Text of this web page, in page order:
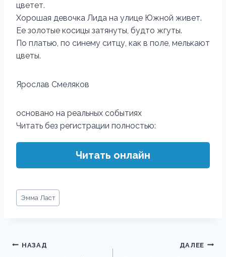
цветет.
Хорошая девочка Лида на улице Южной живет.
Ее золотые косицы затянуты, будто жгуты.
По платью, по синему ситцу, как в поле, мелькают
цветы.
Ярослав Смеляков
основано на реальных событиях
Читать без регистрации полностью:
Читать онлайн
Метки
записи:
Эмма Ласт
Навигация
НАЗАД ДАЛЕЕ